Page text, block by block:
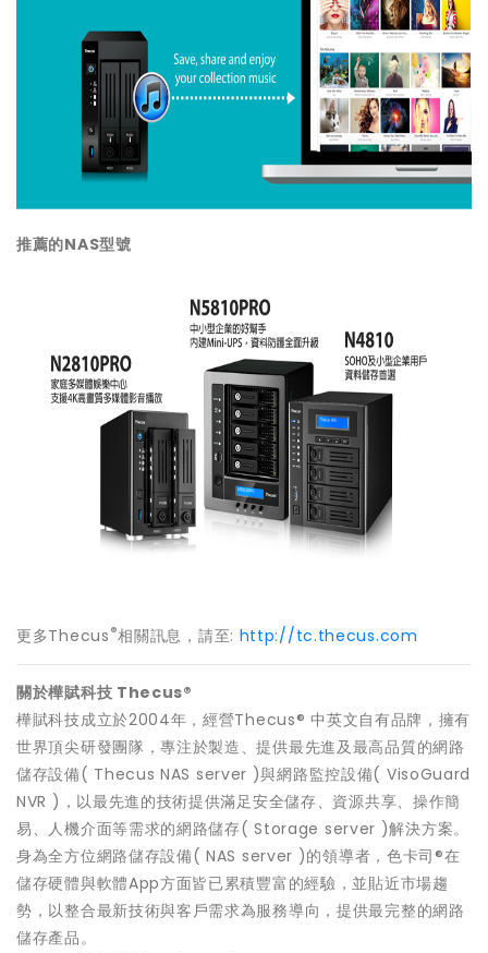
推薦的NAS型號
更多Thecus ®相關訊息，請至: http://tc.thecus.com
關於樺賦科技 Thecus®
樺賦科技成立於2004年，經營Thecus® 中英文自有品牌，擁有
世界頂尖研發團隊，專注於製造、提供最先進及最高品質的網路
儲存設備( Thecus NAS server )與網路監控設備( VisoGuard
NVR )，以最先進的技術提供滿足安全儲存、資源共享、操作簡
易、人機介面等需求的網路儲存( Storage server )解決方案。
身為全方位網路儲存設備( NAS server )的領導者，色卡司®在
儲存硬體與軟體App方面皆已累積豐富的經驗，並貼近市場趨
勢，以整合最新技術與客戶需求為服務導向，提供最完整的網路
儲存產品。